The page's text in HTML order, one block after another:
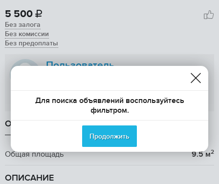
5 500 
Без залога
Без комиссии
Без предоплаты
Пользователь
Показать телефон
ОБЩАЯ ИНФОРМАЦИЯ
Общая площадь 9.5 м2
ОПИСАНИЕ
Для поиска объявлений воспользуйтесь
фильтром.
Продолжить